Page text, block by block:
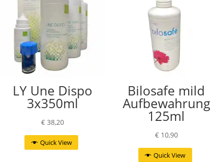
LY Une Dispo
3x350ml
€ 38,20
Quick View
Bilosafe mild
Aufbewahrung
125ml
€10,90
Quick View